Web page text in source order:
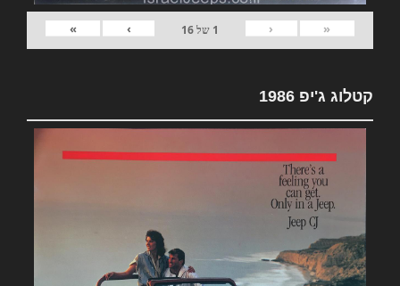
«
‹
1 של16
›
»
קטלוג ג'יפ 1986